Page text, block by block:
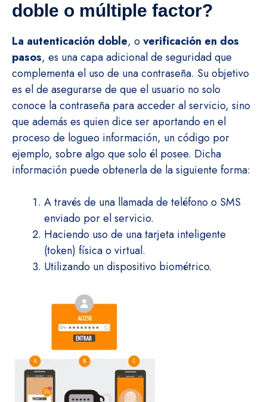
doble o múltiple factor?
La autenticación doble, o verificación en dos
pasos, es una capa adicional de seguridad que
complementa el uso de una contraseña. Su objetivo
es el de asegurarse de que el usuario no solo
conoce la contraseña para acceder al servicio, sino
que además es quien dice ser aportando en el
proceso de logueo información, un código por
ejemplo, sobre algo que solo él posee. Dicha
información puede obtenerla de la siguiente forma:
A través de una llamada de teléfono o SMS
enviado por el servicio.
Haciendo uso de una tarjeta inteligente
(token) física o virtual.
Utilizando un dispositivo biométrico.